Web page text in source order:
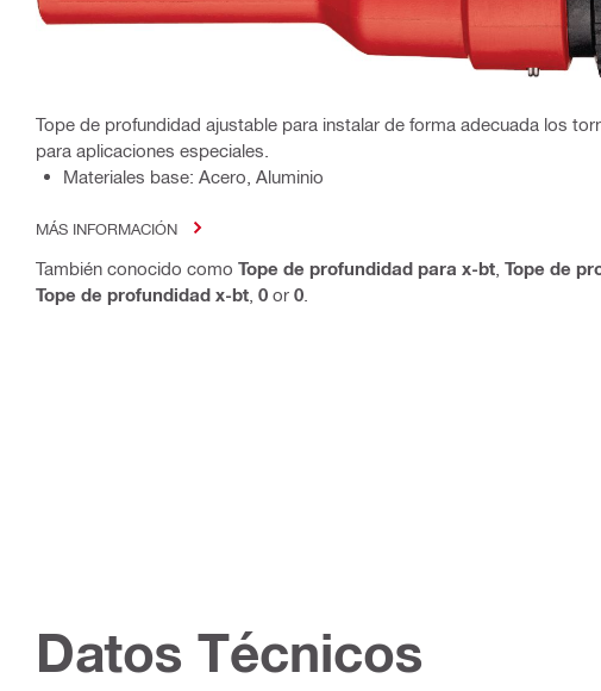
Tope de profundidad ajustable para instalar de forma adecuada los
para aplicaciones especiales.
Materiales base: Acero, Aluminio
MÁS INFORMACIÓN
También conocido como Tope de profundidad para x-bt Tope de
Tope de profundidad x-bt 0 or 0
Datos Técnicos